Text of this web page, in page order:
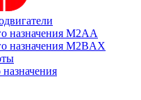
назначения M2AA
назначения M2BAX